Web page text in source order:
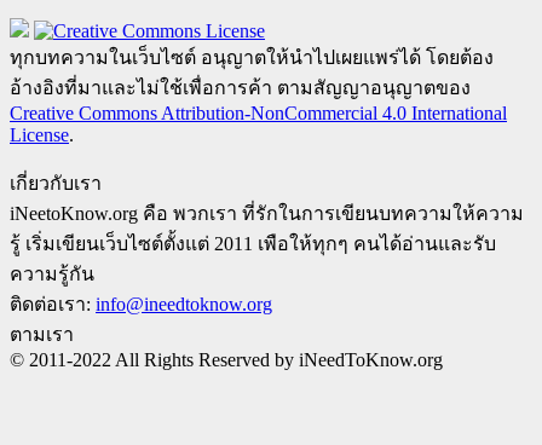
ทุกบทความในเว็บไซต์ อนุญาตให้นำไปเผยแพร่ได้ โดยต้อง
อ้างอิงที่มาและไม่ใช้เพื่อการค้า ตามสัญญาอนุญาตของ
Creative Commons Attribution-NonCommercial 4.0 International
License.
เกี่ยวกับเรา
iNeetoKnow.org คือ พวกเรา ที่รักในการเขียนบทความให้ความ
รู้ เริ่มเขียนเว็บไซต์ตั้งแต่ 2011 เพือให้ทุกๆ คนได้อ่านและรับ
ความรู้กัน
ติดต่อเรา: info@ineedtoknow.org
ตามเรา
© 2011-2022 All Rights Reserved by iNeedToKnow.org